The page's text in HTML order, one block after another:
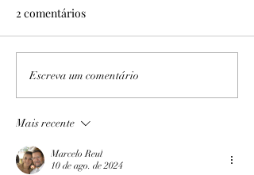
2 comentários
Escreva um comentário
Mais recente
Marcelo Reul
10 de ago. de 2024